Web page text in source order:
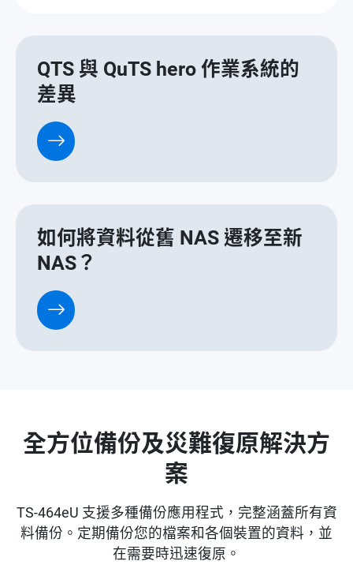
QTS 與 QuTS hero 作業系統的
差異
如何將資料從舊 NAS 遷移至新
NAS？
全方位備份及災難復原解決方
案
TS-464eU 支援多種備份應用程式，完整涵蓋所有資
料備份。定期備份您的檔案和各個裝置的資料，並
在需要時迅速復原。